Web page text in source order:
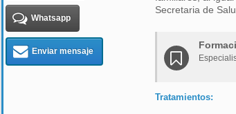
Whatsapp
Enviar mensaje
Secretaria de
Tratamientos: